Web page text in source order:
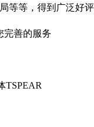
等等，得到广泛好评
完善的服务
TSPEAR